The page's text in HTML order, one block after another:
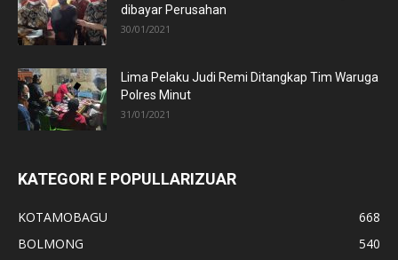
dibayar Perusahan
30/01/2021
Lima Pelaku Judi Remi Ditangkap Tim Waruga
Polres Minut
31/01/2021
KATEGORI E POPULLARIZUAR
KOTAMOBAGU
668
BOLMONG
540